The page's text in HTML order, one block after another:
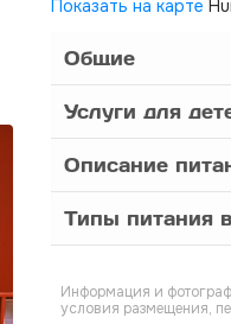
Показать на карте
Общие
Услуги для
Описание
Типы питания
Информация и
условия размещения,